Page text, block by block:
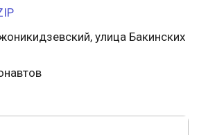
улица Бакинских